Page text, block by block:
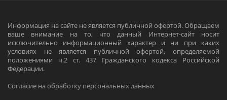
Информация на сайте не является публичной офертой. Обращаем
ваше внимание на то, что данный Интернет-сайт носит
исключительно информационный характер и ни при каких
условиях не является публичной офертой, определяемой
положениями ч.2 ст. 437 Гражданского кодекса Российской
Федерации.
Согласие на обработку персональных данных